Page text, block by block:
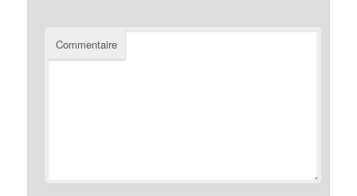
Commentaire